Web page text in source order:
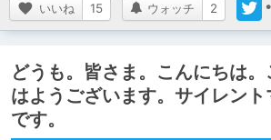
いいね 15 ウォッチ 2
どうも。皆さま。こんにちは
はようございます。サイレン
です。